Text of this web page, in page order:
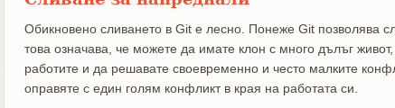
Обикновено сливането в Git е лесно. Понеже Git позволява
това означава, че можете да имате клон с много дълъг
работите и да решавате своевременно и често малките
оправяте с един голям конфликт в края на работата си.